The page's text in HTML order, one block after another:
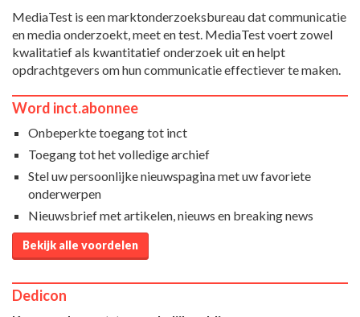
MediaTest is een marktonderzoeksbureau dat communicatie
en media onderzoekt, meet en test. MediaTest voert zowel
kwalitatief als kwantitatief onderzoek uit en helpt
opdrachtgevers om hun communicatie effectiever te maken.
Word inct.abonnee
Onbeperkte toegang tot inct
Toegang tot het volledige archief
Stel uw persoonlijke nieuwspagina met uw favoriete
onderwerpen
Nieuwsbrief met artikelen, nieuws en breaking news
Bekijk alle voordelen
Dedicon